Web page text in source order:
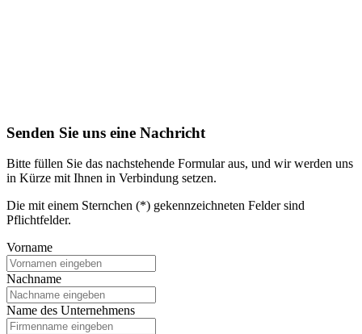
Senden Sie uns eine Nachricht
Bitte füllen Sie das nachstehende Formular aus, und wir werden uns
in Kürze mit Ihnen in Verbindung setzen.
Die mit einem Sternchen (*) gekennzeichneten Felder sind
Pflichtfelder.
Vorname
Nachname
Name des Unternehmens